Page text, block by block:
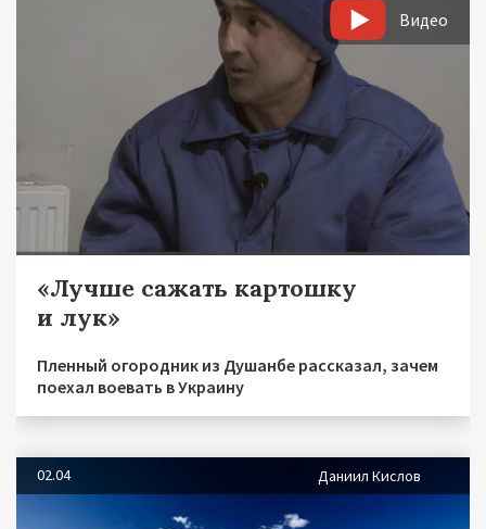
Видео
«Лучше сажать картошку
и лук»
Пленный огородник из Душанбе рассказал, зачем
поехал воевать в Украину
02.04 Даниил Кислов